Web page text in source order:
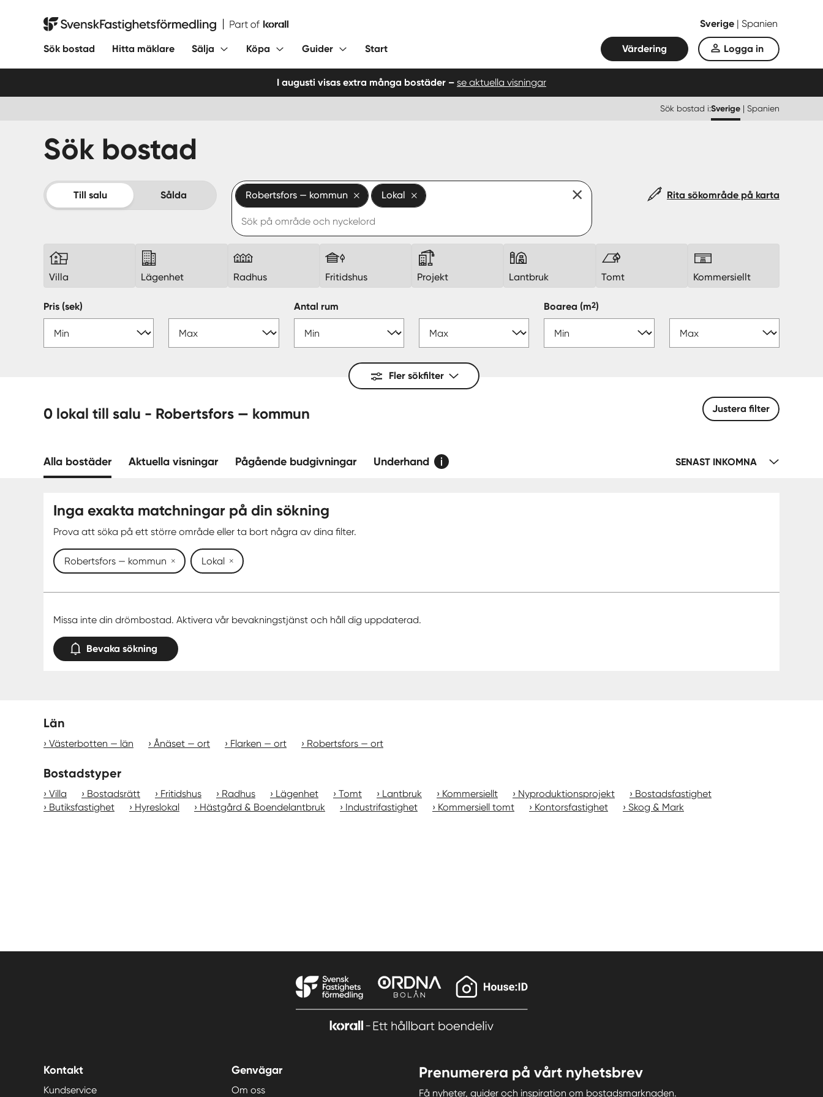
Svensk Fastighetsförmedling Sverige | Spanien
Sök bostad Hitta mäklare Sälja Köpa Guider Start Värdering Logga in
I augusti visas extra många bostäder – se aktuella visningar
Sök bostad i:Sverige | Spanien
Sök bostad
Till salu Sålda Robertsfors — kommun Lokal Rita sökområde på karta
Villa Lägenhet Radhus Fritidshus Projekt Lantbruk Tomt Kommersiellt
Pris (sek) Antal rum Boarea(m2)
Fler sökfilter
0 lokal till salu - Robertsfors — kommun Justera filter
Alla bostäder Aktuella visningar Pågående budgivningar Underhand SENAST INKOMNA
Inga exakta matchningar på din sökning
Prova att söka på ett större område eller ta bort några av dina filter.
Robertsfors — kommun Lokal
Missa inte din drömbostad. Aktivera vår bevakningstjänst och håll dig uppdaterad.
Bevaka sökning
Län
Västerbotten — län Ånäset — ort Flarken — ort Robertsfors — ort
Bostadstyper
Villa Bostadsrätt Fritidshus Radhus Lägenhet Tomt Lantbruk Kommersiellt Nyproduktionsprojekt
Bostadsfastighet
Butiksfastighet
Hyreslokal Hästgård & Boendelantbruk Industrifastighet Kommersiell tomt Kontorsfastighet Skog & Mark
Kontakt
Kundservice
Genvägar
Om oss
Prenumerera på vårt nyhetsbrev
Få nyheter, guider och inspiration om bostadsmarknaden.